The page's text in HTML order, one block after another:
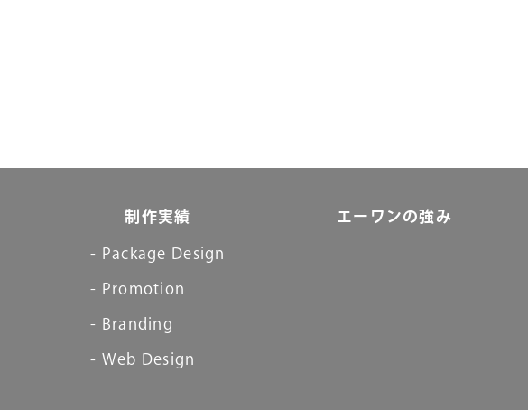
制作実績
Package Design
Promotion
Branding
Web Design
エーワンの強み